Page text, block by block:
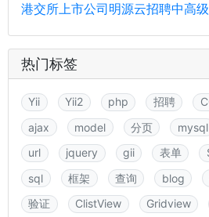
港交所上市公司明源云招聘中高
热门标签
Yii Yii2 php 招聘
ajax
model 分页 mysql
url
jquery gii 表单
sql
框架 查询 blog
验证
ClistView Gridview